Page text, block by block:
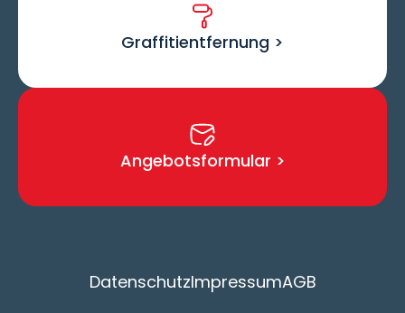
Graffitientfernung >
Angebotsformular >
DatenschutzImpressumAGB